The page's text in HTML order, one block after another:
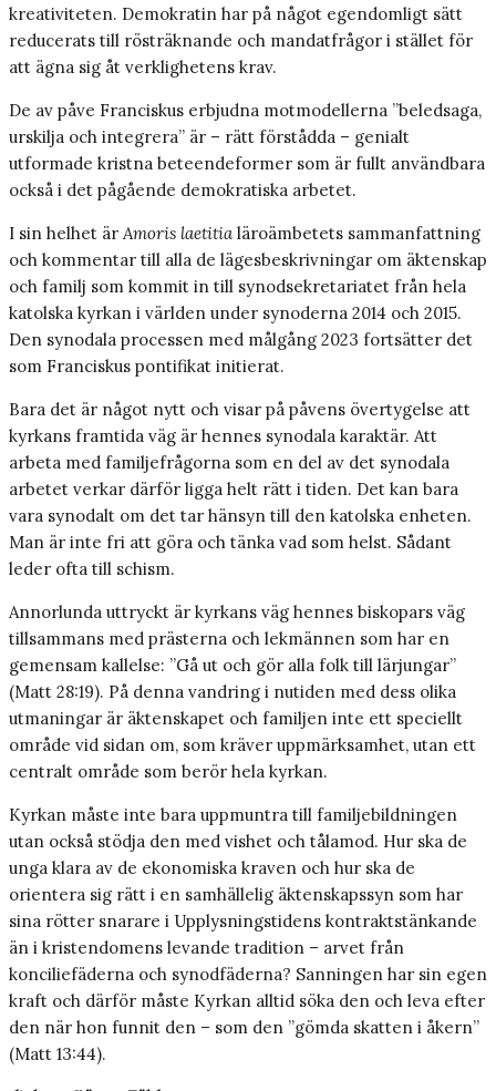
kreativiteten. Demokratin har på något egendomligt sätt
reducerats till rösträknande och mandatfrågor i stället för
att ägna sig åt verklighetens krav.
De av påve Franciskus erbjudna motmodellerna ”beledsaga,
urskilja och integrera” är – rätt förstådda – genialt
utformade kristna beteendeformer som är fullt användbara
också i det pågående demokratiska arbetet.
I sin helhet ärAmoris laetitia läroämbetets sammanfattning
och kommentar till alla de lägesbeskrivningar om äktenskap
och familj som kommit in till synodsekretariatet från hela
katolska kyrkan i världen under synoderna 2014 och 2015.
Den synodala processen med målgång 2023 fortsätter det
som Franciskus pontifikat initierat.
Bara det är något nytt och visar på påvens övertygelse att
kyrkans framtida väg är hennes synodala karaktär. Att
arbeta med familjefrågorna som en del av det synodala
arbetet verkar därför ligga helt rätt i tiden. Det kan bara
vara synodalt om det tar hänsyn till den katolska enheten.
Man är inte fri att göra och tänka vad som helst. Sådant
leder ofta till schism.
Annorlunda uttryckt är kyrkans väg hennes biskopars väg
tillsammans med prästerna och lekmännen som har en
gemensam kallelse: ”Gå ut och gör alla folk till lärjungar”
(Matt 28:19). På denna vandring i nutiden med dess olika
utmaningar är äktenskapet och familjen inte ett speciellt
område vid sidan om, som kräver uppmärksamhet, utan ett
centralt område som berör hela kyrkan.
Kyrkan måste inte bara uppmuntra till familjebildningen
utan också stödja den med vishet och tålamod. Hur ska de
unga klara av de ekonomiska kraven och hur ska de
orientera sig rätt i en samhällelig äktenskapssyn som har
sina rötter snarare i Upplysningstidens kontraktstänkande
än i kristendomens levande tradition – arvet från
konciliefäderna och synodfäderna? Sanningen har sin egen
kraft och därför måste Kyrkan alltid söka den och leva efter
den när hon funnit den – som den ”gömda skatten i åkern”
(Matt 13:44).